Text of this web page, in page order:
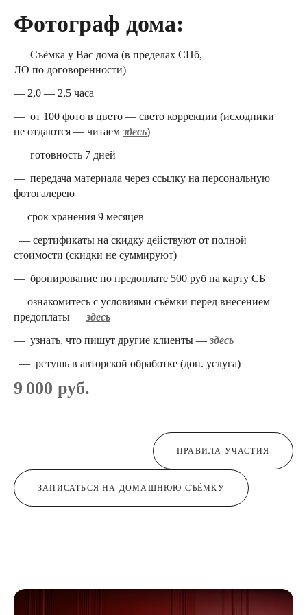
Фотограф дома:
— Съёмка у Вас дома (в пределах СПб,
ЛО по договоренности)
— 2,0 — 2,5 часа
— от 100 фото в цвето — свето коррекции (исходники
не отдаются — читаем здесь)
— готовность 7 дней
— передача материала через ссылку на персональную
фотогалерею
— срок хранения 9 месяцев
— сертификаты на скидку действуют от полной
стоимости (скидки не суммируют)
— бронирование по предоплате 500 руб на карту СБ
— ознакомитесь с условиями съёмки перед внесением
предоплаты — здесь
— узнать, что пишут другие клиенты — здесь
— ретушь в авторской обработке (доп. услуга)
9 000 руб.
ПРАВИЛА УЧАСТИЯ
ЗАПИСАТЬСЯ НА ДОМАШНЮЮ СЪЁМКУ